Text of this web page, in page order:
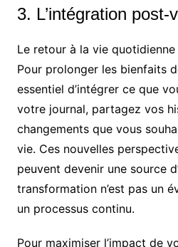
3. L’intégration post-
Le retour à la vie
Pour prolonger les bienfaits
essentiel d’intégrer ce que
votre journal, partagez vos
changements que vous
vie. Ces nouvelles
peuvent devenir une source
transformation n’est pas un
un processus continu.
Pour maximiser l’impact de